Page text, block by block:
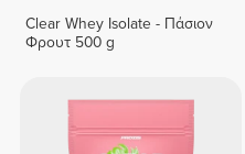
Clear Whey Isolate - Πάσιον
Φρουτ 500 g